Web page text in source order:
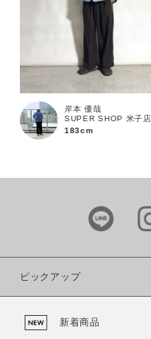
岸本 優哉
SUPER SHOP 米子店
183cm
ピックアップ
新着商品